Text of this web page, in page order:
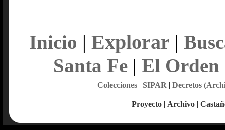
Inicio | Explorar |
Santa Fe| El Orden
Colecciones| SIPAR | Decretos
Proyecto | Archivo |